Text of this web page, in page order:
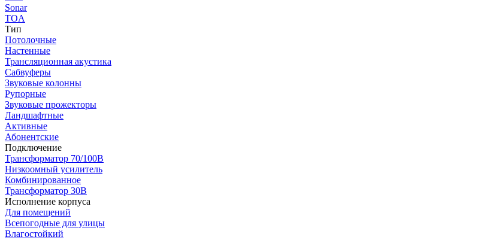
Sonar
TOA
Тип
Потолочные
Настенные
Трансляционная акустика
Сабвуферы
Звуковые колонны
Рупорные
Звуковые прожекторы
Ландшафтные
Активные
Абонентские
Подключение
Трансформатор 70/100В
Низкоомный усилитель
Комбинированное
Трансформатор 30В
Исполнение корпуса
Для помещений
Всепогодные для улицы
Влагостойкий